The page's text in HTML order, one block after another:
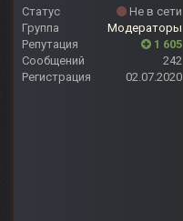
Статус
Не в сети
Группа
Модераторы
Репутация
1 605
Сообщений
242
Регистрация
02.07.2020